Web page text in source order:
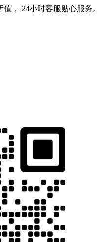
， 24小时客服贴心服务。